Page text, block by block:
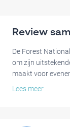
Review
De Forest
om zijn
maakt voor
benadrukken
Lees meer